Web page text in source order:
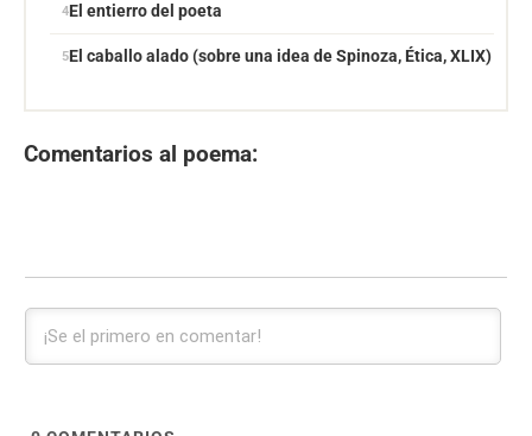
El entierro del poeta
El caballo alado (sobre una idea de Spinoza, Ética, XLIX)
Comentarios al poema: